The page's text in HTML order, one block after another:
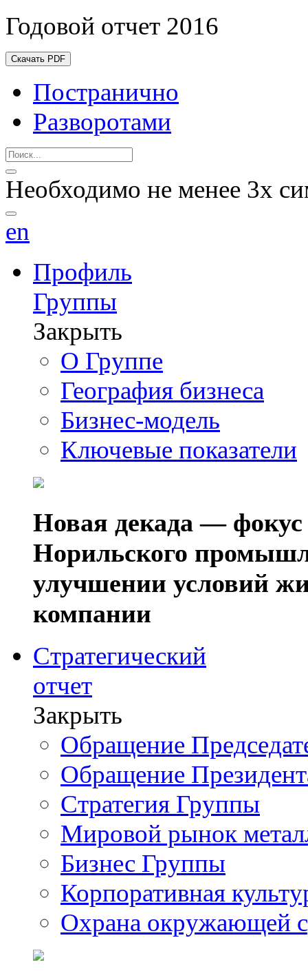
Годовой отчет 2016
Скачать PDF
Постранично
Разворотами
Необходимо не менее 3х
en
Профиль
Группы
Закрыть
О Группе
География бизнеса
Бизнес-модель
Ключевые показатели
Новая декада — фокус
Норильского
улучшении условий
компании
Стратегический
отчет
Закрыть
Обращение
Обращение
Стратегия Группы
Мировой рынок
Бизнес Группы
Корпоративная
Охрана окружающей